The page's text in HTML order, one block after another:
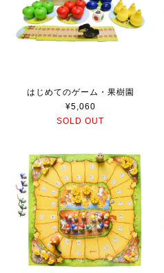
はじめてのゲーム・果樹園
¥5,060
SOLD OUT